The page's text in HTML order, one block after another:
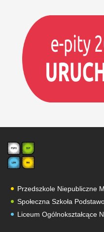
Przedszkole Niepubliczne
Społeczna Szkoła
Liceum Ogólnokształcące